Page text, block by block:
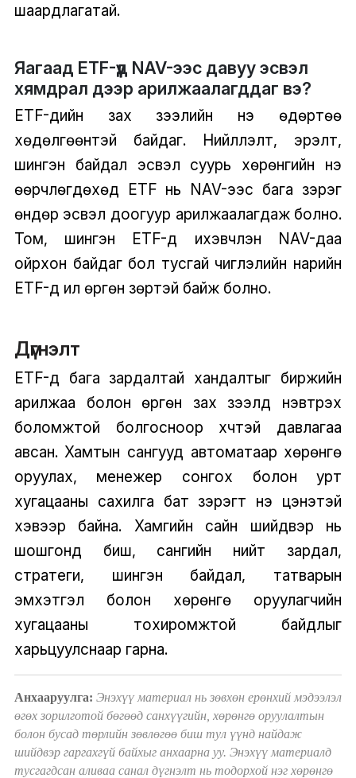
шаардлагатай.
Яагаад ETF-үүд NAV-ээс давуу эсвэл
хямдрал дээр арилжаалагддаг вэ?
ETF-үүдийн зах зээлийн үнэ өдөртөө
хөдөлгөөнтэй байдаг. Нийлүүлэлт, эрэлт,
шингэн байдал эсвэл суурь хөрөнгийн үнэ
өөрчлөгдөхөд ETF нь NAV-ээс бага зэрэг
өндөр эсвэл доогуур арилжаалагдаж болно.
Том, шингэн ETF-үүд ихэвчлэн NAV-даа
ойрхон байдаг бол тусгай чиглэлийн нарийн
ETF-үүд илүү өргөн зөрүүтэй байж болно.
Дүгнэлт
ETF-үүд бага зардалтай хандалтыг биржийн
арилжаа болон өргөн зах зээлд нэвтрэх
боломжтой болгосноор хүчтэй давлагаа
авсан. Хамтын сангууд автоматаар хөрөнгө
оруулах, менежер сонгох болон урт
хугацааны сахилга бат зэрэгт үнэ цэнэтэй
хэвээр байна. Хамгийн сайн шийдвэр нь
шошгонд биш, сангийн нийт зардал,
стратеги, шингэн байдал, татварын
эмхэтгэл болон хөрөнгө оруулагчийн
хугацааны тохиромжтой байдлыг
харьцуулснаар гарна.
Анхааруулга: Энэхүү материал нь зөвхөн ерөнхий мэдээлэл
өгөх зорилготой бөгөөд санхүүгийн, хөрөнгө оруулалтын
болон бусад төрлийн зөвлөгөө биш тул үүнд найдаж
шийдвэр гаргахгүй байхыг анхаарна уу. Энэхүү материалд
тусгагдсан аливаа санал дүгнэлт нь тодорхой нэг хөрөнгө